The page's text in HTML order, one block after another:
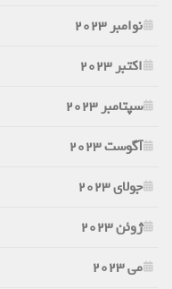
نوامبر 2023
اکتبر 2023
سپتامبر 2023
آگوست 2023
جولای 2023
ژوئن 2023
می 2023